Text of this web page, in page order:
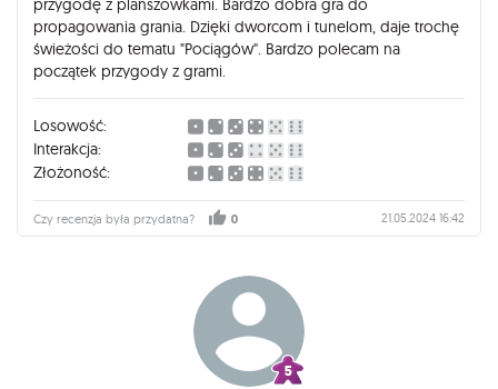
propagowania grania. Dzięki dworcom i tunelom, daje trochę
świeżości do tematu "Pociągów". Bardzo polecam na
początek przygody z grami.
Losowość:
Interakcja:
Złożoność:
Czy recenzja była przydatna? 0 21.05.2024 16:42